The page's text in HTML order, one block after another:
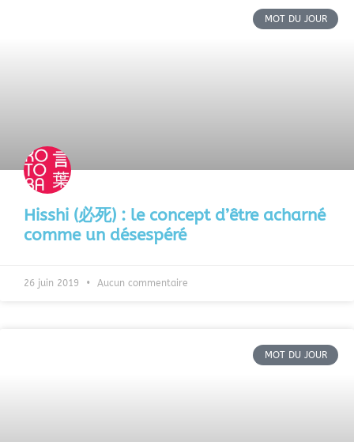
MOT DU JOUR
Hisshi (必死) : le concept d’être acharné
comme un désespéré
26 juin 2019 Aucun commentaire
MOT DU JOUR